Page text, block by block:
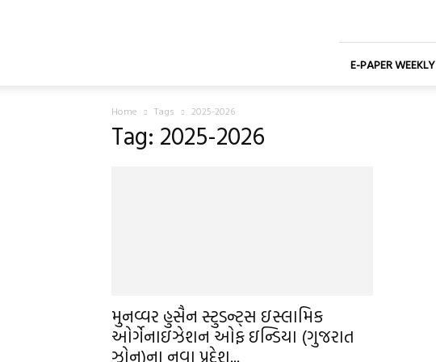
E-PAPER WEEKLY
Home Tags 2025-2026
Tag: 2025-2026
મુનવ્વર હુસૈન સ્ટુડન્ટ્સ ઇસ્લામિક
ઓર્ગેનાઇઝેશન ઓફ ઇન્ડિયા (ગુજરાત
ઝોન)ના નવા પ્રદેશ...